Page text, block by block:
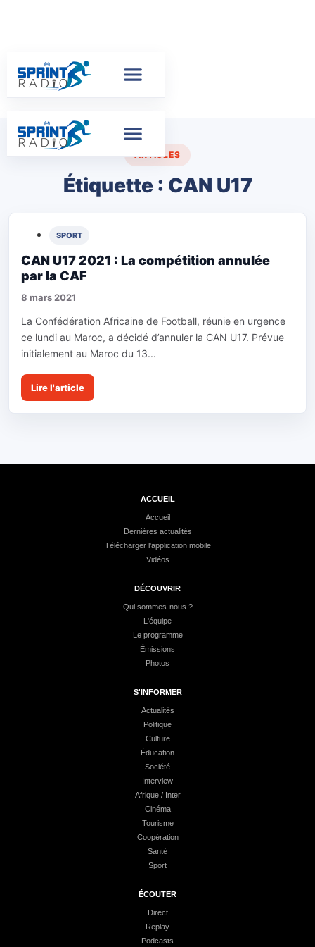
ARTICLES
Étiquette : CAN U17
SPORT
CAN U17 2021 : La compétition annulée
par la CAF
8 mars 2021
La Confédération Africaine de Football, réunie en urgence
ce lundi au Maroc, a décidé d’annuler la CAN U17. Prévue
initialement au Maroc du 13...
Lire l'article
ACCUEIL
Accueil
Dernières actualités
Télécharger l'application mobile
Vidéos
DÉCOUVRIR
Qui sommes-nous ?
L'équipe
Le programme
Émissions
Photos
S'INFORMER
Actualités
Politique
Culture
Éducation
Société
Interview
Afrique / Inter
Cinéma
Tourisme
Coopération
Santé
Sport
ÉCOUTER
Direct
Replay
Podcasts